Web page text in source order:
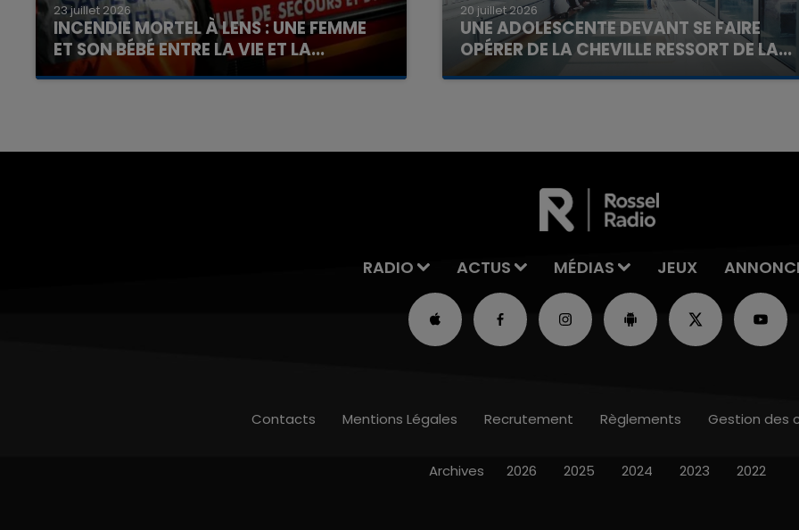
23 juillet 2026
INCENDIE MORTEL À LENS : UNE FEMME
ET SON BÉBÉ ENTRE LA VIE ET LA...
Un homme s'est immolé par le feu après avoir
20 juillet 2026
UNE ADOLESCENTE DEVANT SE FAIRE
OPÉRER DE LA CHEVILLE RESSORT DE LA...
La famille a porté plainte contre la clinique qui a
RADIO ACTUS MÉDIAS JEUX
Contacts Mentions Légales Recrutement Règlements Gestion des
Archives 2026 2025 2024 2023 2022